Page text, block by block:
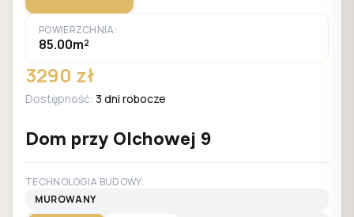
POWIERZCHNIA:
85.00m²
3290 zł
Dostępność: 3 dni robocze
Dom przy Olchowej 9
TECHNOLOGIA BUDOWY:
MUROWANY